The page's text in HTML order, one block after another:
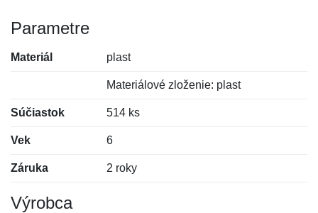
Parametre
Materiál plast
Materiálové zloženie: plast
Súčiastok 514 ks
Vek 6
Záruka 2 roky
Výrobca